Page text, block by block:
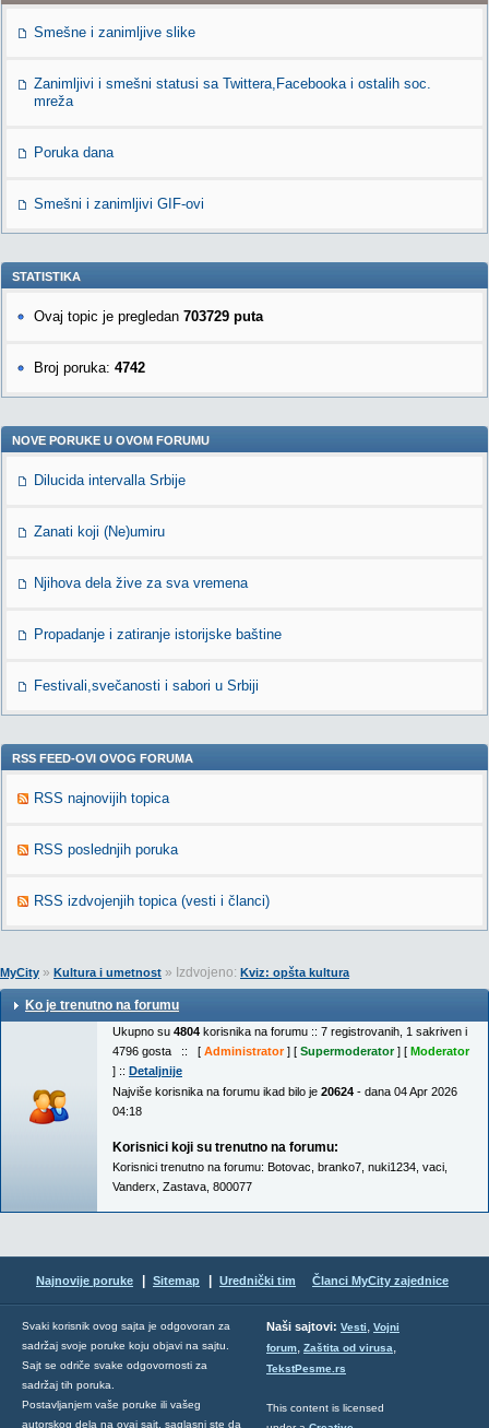
Smešne i zanimljive slike
Zanimljivi i smešni statusi sa Twittera,Facebooka i ostalih soc.
mreža
Poruka dana
Smešni i zanimljivi GIF-ovi
STATISTIKA
Ovaj topic je pregledan 703729 puta
Broj poruka: 4742
NOVE PORUKE U OVOM FORUMU
Dilucida intervalla Srbije
Zanati koji (Ne)umiru
Njihova dela žive za sva vremena
Propadanje i zatiranje istorijske baštine
Festivali,svečanosti i sabori u Srbiji
RSS FEED-OVI OVOG FORUMA
RSS najnovijih topica
RSS poslednjih poruka
RSS izdvojenjih topica (vesti i članci)
MyCity » Kultura i umetnost » Izdvojeno: Kviz: opšta kultura
Ko je trenutno na forumu
Ukupno su 4804 korisnika na forumu :: 7 registrovanih, 1 sakriven i
4796 gosta :: [ Administrator] [ Supermoderator] [ Moderator
] :: Detaljnije
Najviše korisnika na forumu ikad bilo je 20624 - dana 04 Apr 2026
04:18
Korisnici koji su trenutno na forumu:
Korisnici trenutno na forumu: Botovac branko7 nuki1234 vaci
Vanderx Zastava 800077
Najnovije poruke Sitemap Urednički tim Članci MyCity zajednice
Svaki korisnik ovog sajta je odgovoran za
sadržaj svoje poruke koju objavi na sajtu.
Sajt se odriče svake odgovornosti za
sadržaj tih poruka.
Postavljanjem vaše poruke ili vašeg
autorskog dela na ovaj sajt, saglasni ste da
Naši sajtovi: Vesti, Vojni
forum, Zaštita od virusa,
TekstPesme.rs
This content is licensed